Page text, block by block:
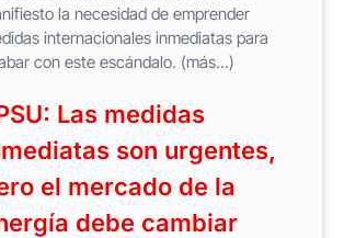
la necesidad de emprender
internacionales inmediatas para
con este escándalo. (más…)
Las medidas
son urgentes,
el mercado de la
debe cambiar